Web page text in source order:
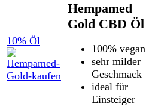
10% Öl
Hempamed
Gold CBD Öl
100% vegan
sehr milder
Geschmack
ideal für
Einsteiger